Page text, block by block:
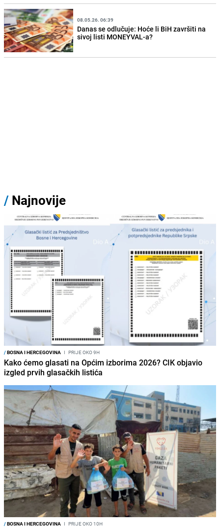
08.05.26. 06:39
Danas se odlučuje: Hoće li BiH završiti na
sivoj listi MONEYVAL-a?
/ Najnovije
/BOSNA I HERCEGOVINA I PRIJE OKO 9H
Kako ćemo glasati na Općim izborima 2026? CIK objavio
izgled prvih glasačkih listića
/BOSNA I HERCEGOVINA I PRIJE OKO 10H